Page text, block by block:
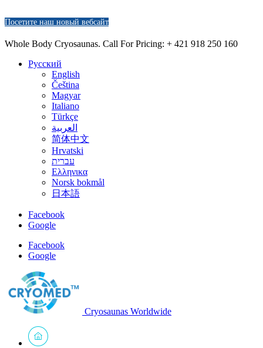
Посетите наш новый вебсайт
Whole Body Cryosaunas. Call For Pricing: + 421 918 250 160
Русский
English
Čeština
Magyar
Italiano
Türkçe
العربية
简体中文
Hrvatski
עברית
Ελληνικα
Norsk bokmål
日本語
Facebook
Google
Facebook
Google
Cryosaunas Worldwide